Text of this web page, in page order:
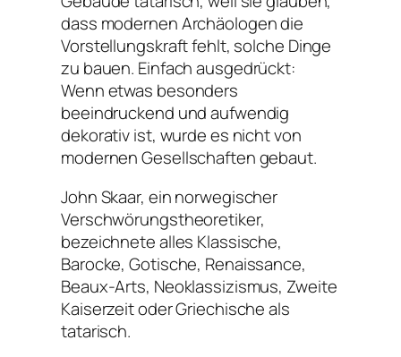
dass modernen Archäologen die
Vorstellungskraft fehlt, solche Dinge
zu bauen. Einfach ausgedrückt:
Wenn etwas besonders
beeindruckend und aufwendig
dekorativ ist, wurde es nicht von
modernen Gesellschaften gebaut.
John Skaar, ein norwegischer
Verschwörungstheoretiker,
bezeichnete alles Klassische,
Barocke, Gotische, Renaissance,
Beaux-Arts, Neoklassizismus, Zweite
Kaiserzeit oder Griechische als
tatarisch.